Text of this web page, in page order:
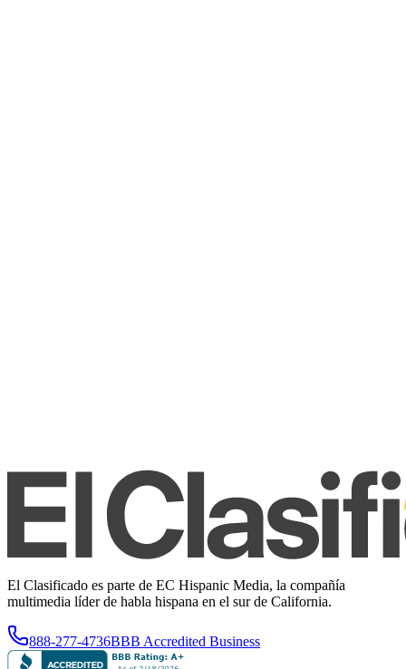
El Clasificado es parte de EC Hispanic Media, la compañía
multimedia líder de habla hispana en el sur de California.
888-277-4736BBB Accredited Business